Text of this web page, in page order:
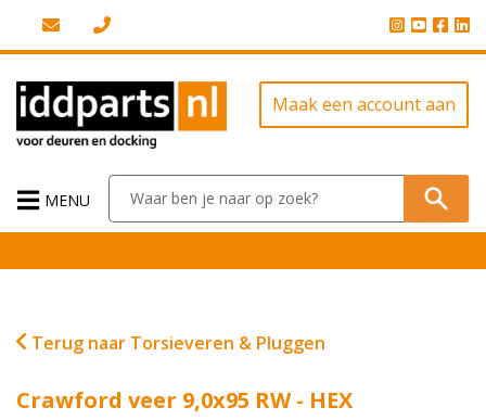
Maak een account aan
MENU
Terug naar Torsieveren & Pluggen
Crawford veer 9,0x95 RW - HEX